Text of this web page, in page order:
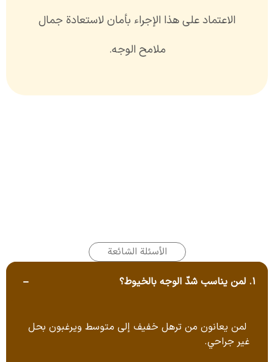
الاعتماد على هذا الإجراء بأمان لاستعادة جمال
ملامح الوجه.
الأسئلة الشائعة
1. لمن يناسب شدّ الوجه بالخيوط؟
لمن يعانون من ترهل خفيف إلى متوسط ويرغبون بحل
غير جراحي.